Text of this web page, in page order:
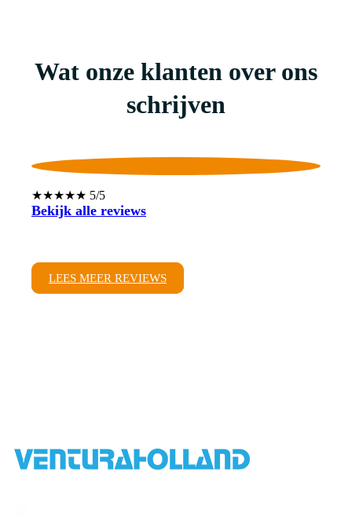
Wat onze klanten over ons
schrijven
★★★★★ 5/5
Bekijk alle reviews
LEES MEER REVIEWS